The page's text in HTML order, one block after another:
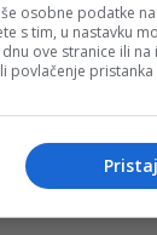
izazove.
novu dozu
osobne podatke
s tim, u nastavku
ove stranice ili
povlačenje